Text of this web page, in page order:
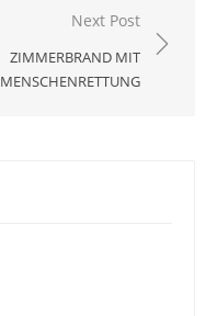
Next Post
ZIMMERBRAND MIT
MENSCHENRETTUNG